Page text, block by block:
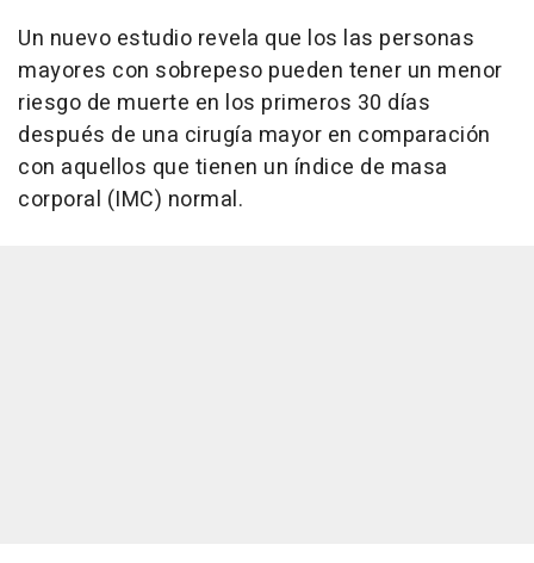
Un nuevo estudio revela que los las personas
mayores con sobrepeso pueden tener un menor
riesgo de muerte en los primeros 30 días
después de una cirugía mayor en comparación
con aquellos que tienen un índice de masa
corporal (IMC) normal.